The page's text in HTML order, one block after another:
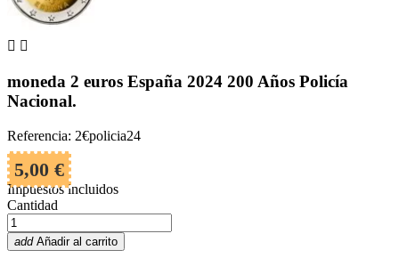
 
moneda 2 euros España 2024 200 Años Policía
Nacional.
Referencia: 2€policia24
5,00 €
Impuestos incluidos
Cantidad
add Añadir al carrito